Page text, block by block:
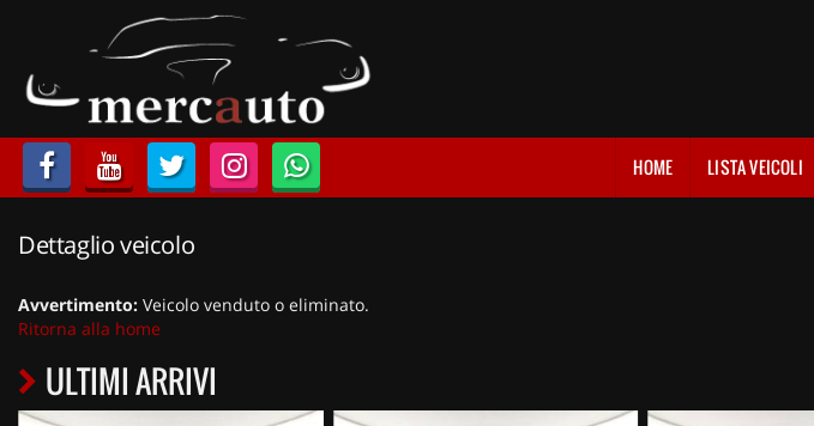
LISTA VEICOLI
ACQUISTIAMO USATO
ASSISTENZA
NOLEGGIO AUTO
NOLEGGIO LUNGO TERMINE
HOME LISTA VEICOLI
Dettaglio veicolo
Avvertimento: Veicolo venduto o eliminato.
Ritorna alla home
ULTIMI ARRIVI